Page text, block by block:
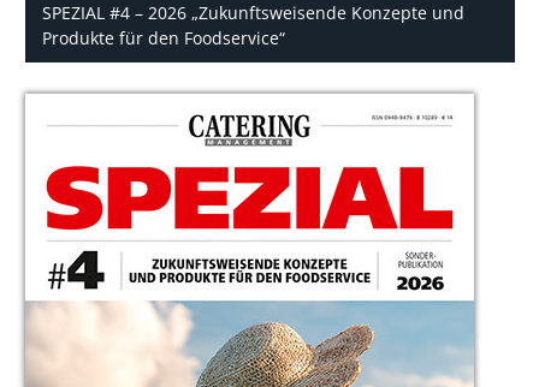
SPEZIAL #4 – 2026 „Zukunftsweisende Konzepte und
Produkte für den Foodservice“